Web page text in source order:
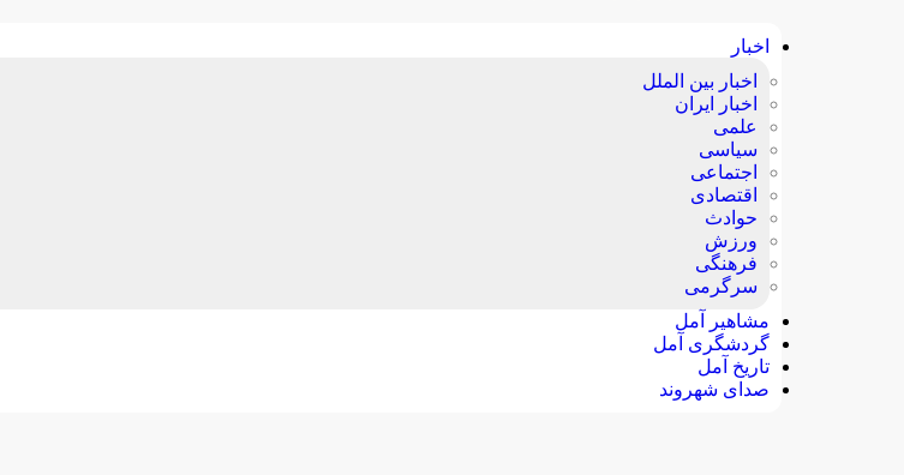
اخبار
اخبار بین الملل
اخبار ایران
علمی
سیاسی
اجتماعی
اقتصادی
حوادث
ورزش
فرهنگی
سرگرمی
مشاهیر آمل
گردشگری آمل
تاریخ آمل
صدای شهروند